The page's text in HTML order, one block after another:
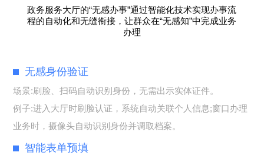
政务服务大厅的“无感办事”通过智能化技术实现办事流
程的自动化和无缝衔接，让群众在“无感知”中完成业务
办理
无感身份验证
场景:刷脸、扫码自动识别身份，无需出示实体证件。
例子:进入大厅时刷脸认证，系统自动关联个人信息;窗口办理
业务时，摄像头自动识别身份并调取档案。
智能表单预填